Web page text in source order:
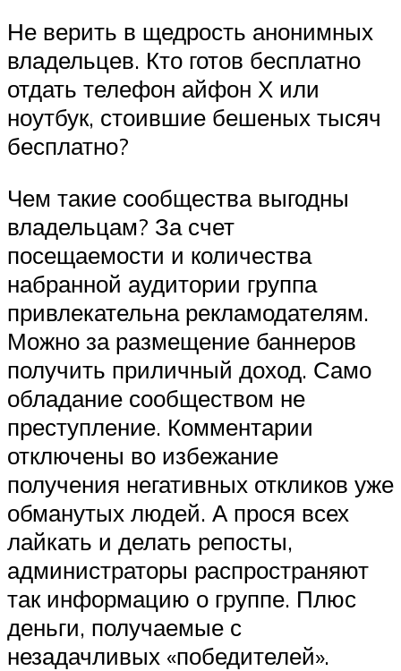
Не верить в щедрость анонимных
владельцев. Кто готов бесплатно
отдать телефон айфон Х или
ноутбук, стоившие бешеных тысяч
бесплатно?
Чем такие сообщества выгодны
владельцам? За счет
посещаемости и количества
набранной аудитории группа
привлекательна рекламодателям.
Можно за размещение баннеров
получить приличный доход. Само
обладание сообществом не
преступление. Комментарии
отключены во избежание
получения негативных откликов уже
обманутых людей. А прося всех
лайкать и делать репосты,
администраторы распространяют
так информацию о группе. Плюс
деньги, получаемые с
незадачливых «победителей».